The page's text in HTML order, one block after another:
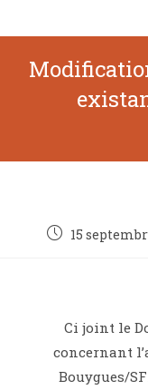
15
Ci joint le
concernant
Bouygues/